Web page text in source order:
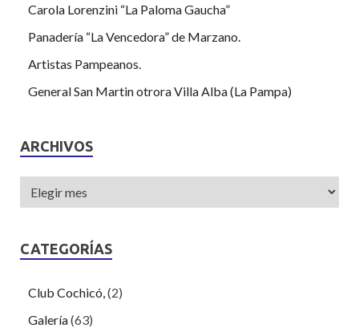
Carola Lorenzini “La Paloma Gaucha”
Panadería “La Vencedora” de Marzano.
Artistas Pampeanos.
General San Martin otrora Villa Alba (La Pampa)
ARCHIVOS
CATEGORÍAS
Club Cochicó, (2)
Galería(63)